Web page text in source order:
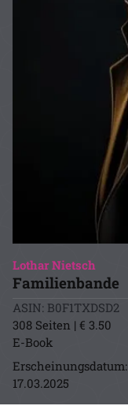
Lothar Nietsch
Familienbande
ASIN: B0F1TXDSD2
308 Seiten | € 3.50
E-Book
Erscheinungsdatum:
17.03.2025